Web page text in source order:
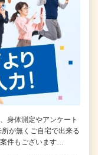
身体測定やアンケート
が無くご自宅で出来る
件もございます…